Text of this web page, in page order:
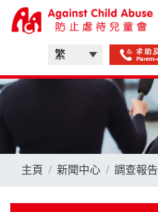
主頁 新聞中心 調查報告